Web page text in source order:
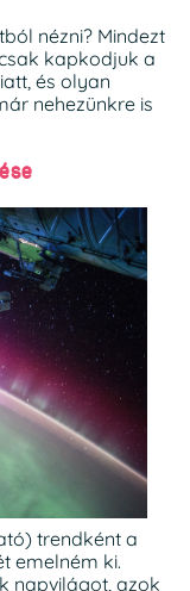
nézni? Mindezt
kapkodjuk a
és olyan
nehezünkre is
trendként a
emelném ki.
napvilágot, azok